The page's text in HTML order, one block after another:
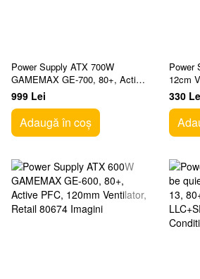
Power Supply ATX 700W
GAMEMAX GE-700, 80+, Active
PFC, 120mm Ventilator, Retail
999 Lei
Adaugă în coș
Power
12cm
330